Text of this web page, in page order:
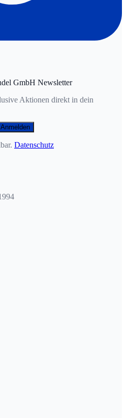
GmbH Newsletter
Aktionen direkt in dein
Anmelden
Datenschutz